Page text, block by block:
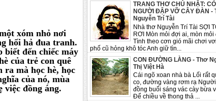
TRANG THƠ CHỦ NHẬT: CÓ
NGƯỜI ĐẬP VỠ CÂY ĐÀN -
Nguyễn Trí Tài
Nhà thơ Nguyễn Trí Tài SỢI
RƠI Mòn mỏi đợi ai, mòn mỏi
Tình theo cơn gió mãi chơi
phố cũ hỏng khô tóc Anh giữ tìn...
CON ĐƯỜNG LÀNG - Thơ
Thị Việt Hà
Cái ngõ xoan nhà bà Lối rất
co, đường vàng rơm rạ
đồng buổi sáng vác cày bừa
Để chiều về thong thả ...
xóm nhỏ nơi
hối hả đua tranh.
đến chiếc máy
của trẻ con quê
mà học hè, học
của nó, mùa
đồng áng.